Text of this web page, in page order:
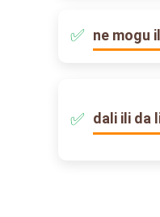
ne mogu
dali ili da